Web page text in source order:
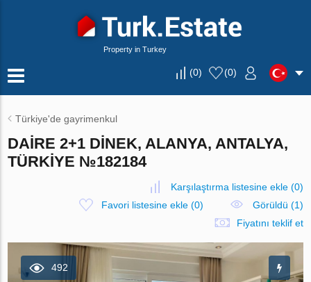
Property in Turkey
(0) (0)
Türkiye'de gayrimenkul
DAIRE 2+1 DINEK, ALANYA, ANTALYA,
TÜRKIYE №182184
Karşılaştırma listesine ekle(0)
Favori listesine ekle(0)
Görüldü (1)
Fiyatını teklif et
492